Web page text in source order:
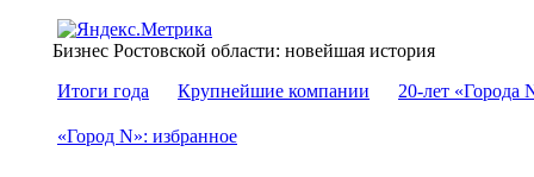
Бизнес Ростовской области: новейшая история
Итоги года
Крупнейшие компании 20-лет «Города
«Город N»: избранное